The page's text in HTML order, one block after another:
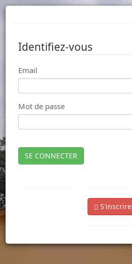
Identifiez-vous
Email
Mot de passe
SE CONNECTER
S'inscrire